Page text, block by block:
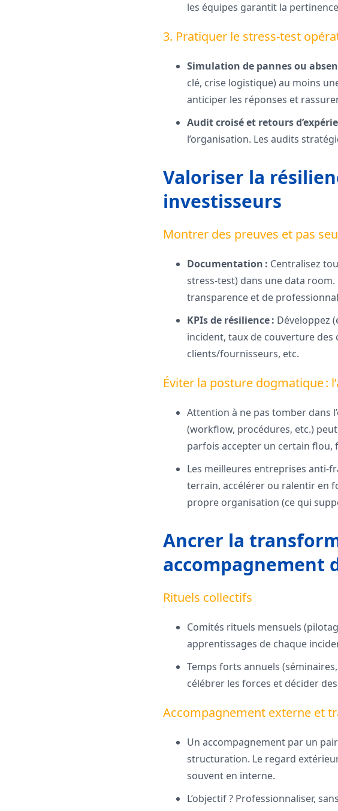
les équipes garantit la
3. Pratiquer le stress-test
Simulation de pannes ou
clé, crise logistique) au moins
anticiper les réponses et
Audit croisé et retours
l’organisation. Les audits
Valoriser la
investisseurs
Montrer des preuves et pas
Documentation : Centralisez
stress-test) dans une data
transparence et de
KPIs de résilience : Développez
incident, taux de couverture
clients/fournisseurs, etc.
Éviter la posture dogmatique :
Attention à ne pas tomber dans
(workflow, procédures, etc.)
parfois accepter un certain flou,
Les meilleures entreprises anti-
terrain, accélérer ou ralentir en
propre organisation (ce qui
Ancrer la
accompagnement
Rituels collectifs
Comités rituels mensuels
apprentissages de chaque
Temps forts annuels
célébrer les forces et décider
Accompagnement externe et
Un accompagnement par un
structuration. Le regard
souvent en interne.
L’objectif ? Professionnaliser,